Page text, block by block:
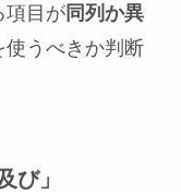
項目が同列か異
うべきか判断
び」